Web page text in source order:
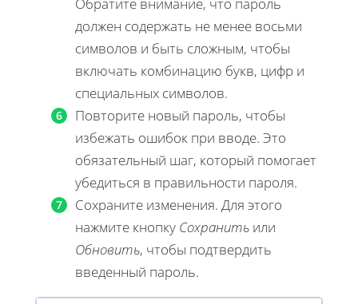
должен содержать не менее восьми
символов и быть сложным, чтобы
включать комбинацию букв, цифр и
специальных символов.
Повторите новый пароль, чтобы
избежать ошибок при вводе. Это
обязательный шаг, который помогает
убедиться в правильности пароля.
Сохраните изменения. Для этого
нажмите кнопку Сохранить или
Обновить, чтобы подтвердить
введенный пароль.